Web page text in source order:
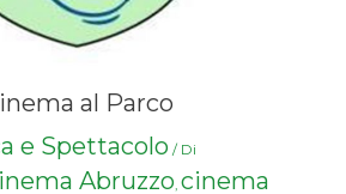
al Parco
e Spettacolo / Di
Abruzzo, cinema